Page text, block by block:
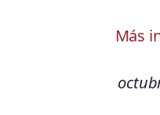
Más